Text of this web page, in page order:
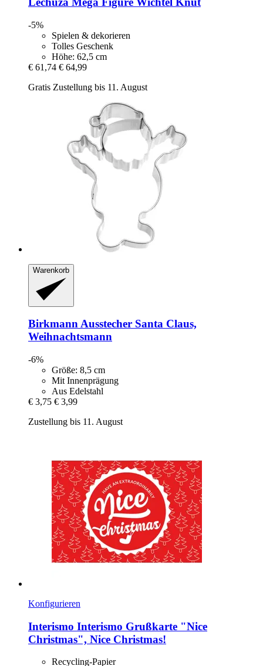
-5%
Spielen & dekorieren
Tolles Geschenk
Höhe: 62,5 cm
€ 61,74 € 64,99
Gratis Zustellung bis 11. August
Warenkorb
BirkmannAusstecher Santa Claus,
Weihnachtsmann
-6%
Größe: 8,5 cm
Mit Innenprägung
Aus Edelstahl
€ 3,75 € 3,99
Zustellung bis 11. August
Konfigurieren
Interismo Interismo Grußkarte "Nice
Christmas", Nice Christmas!
Recycling-Papier